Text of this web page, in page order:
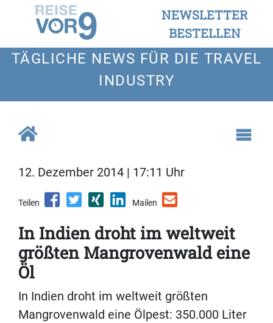
NEWSLETTER
BESTELLEN
TÄGLICHE NEWS FÜR DIE TRAVEL
INDUSTRY
12. Dezember 2014 | 17:11 Uhr
Teilen Mailen
In Indien droht im weltweit
größten Mangrovenwald eine
Öl
In Indien droht im weltweit größten
Mangrovenwald eine Ölpest: 350.000 Liter